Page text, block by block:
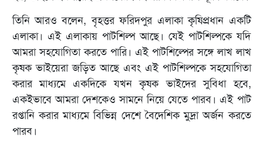
তিনি আরও বলেন, বৃহত্তর ফরিদপুর এলাকা কৃষিপ্রধান একটি
এলাকা। এই এলাকায় পাটশিল্প আছে। যেই পাটশিল্পকে যদি
আমরা সহযোগিতা করতে পারি। এই পাটশিল্পের সঙ্গে লাখ লাখ
কৃষক ভাইয়েরা জড়িত আছে এবং এই পাটশিল্পকে সহযোগিতা
করার মাধ্যমে একদিকে যখন কৃষক ভাইদের সুবিধা হবে,
একইভাবে আমরা দেশকেও সামনে নিয়ে যেতে পারব। এই পাট
রপ্তানি করার মাধ্যমে বিভিন্ন দেশে বৈদেশিক মুদ্রা অর্জন করতে
পারব।